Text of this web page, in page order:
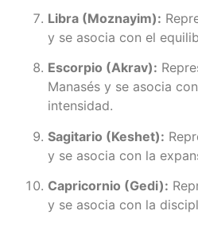
Libra (Moznayim):
y se asocia con el
Escorpio (Akrav):
Manasés y se asocia
intensidad.
Sagitario (Keshet):
y se asocia con la
Capricornio (Gedi):
y se asocia con la